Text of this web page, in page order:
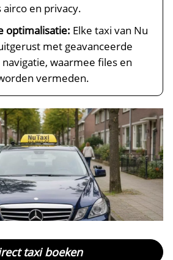
airco en privacy.
optimalisatie: Elke taxi van Nu
met geavanceerde
waarmee files en
vermeden.
taxi boeken